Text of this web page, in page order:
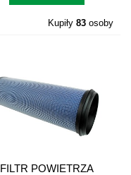
Kupiły 83 osoby
FILTR POWIETRZA